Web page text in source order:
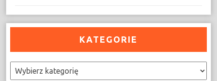
KATEGORIE
Kategorie